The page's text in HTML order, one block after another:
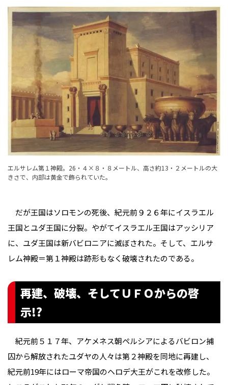
エルサレム第１神殿。26・４×８・８メートル、高さ約13・２メートルの大
きさで、内部は黄金で飾られていた。
だが王国はソロモンの死後、紀元前９２６年にイスラエル
王国とユダ王国に分裂。やがてイスラエル王国はアッシリア
に、ユダ王国は新バビロニアに滅ぼされた。そして、エルサ
レム神殿＝第１神殿は跡形もなく破壊されたのである。
再建、破壊、そしてＵＦＯからの啓
示!?
紀元前５１７年、アケメネス朝ペルシアによるバビロン捕
囚から解放されたユダヤの人々は第２神殿を同地に再建し、
紀元前19年にはローマ帝国のヘロデ大王がこれを改修した。